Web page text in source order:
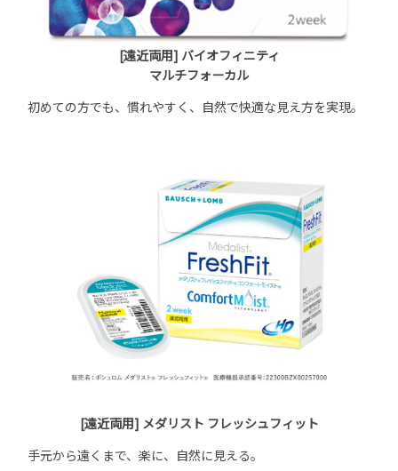
[遠近両用] バイオフィニティ
マルチフォーカル
初めての方でも、慣れやすく、自然で快適な見え方を実現。
[遠近両用] メダリスト フレッシュフィット
手元から遠くまで、楽に、自然に見える。